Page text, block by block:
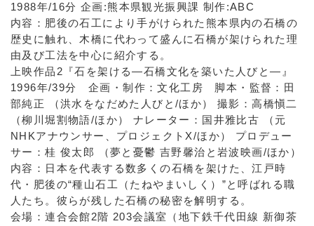
1988年/16分 企画:熊本県観光振興課 制作:ABC
内容：肥後の石工により手がけられた熊本県内の石橋の
歴史に触れ、木橋に代わって盛んに石橋が架けられた理
由及び工法を中心に紹介する。
上映作品2『石を架ける―石橋文化を築いた人びと―』
1996年/39分 企画・制作：文化工房 脚本・監督：田
部純正 （洪水をなだめた人びと/ほか） 撮影：高橋愼二
（柳川堀割物語/ほか） ナレーター：国井雅比古 （元
NHKアナウンサー、プロジェクトX/ほか） プロデュー
サー：桂 俊太郎 （夢と憂鬱 吉野馨治と岩波映画/ほか）
内容：日本を代表する数多くの石橋を架けた、江戸時
代・肥後の“種山石工（たねやまいしく）”と呼ばれる職
人たち。彼らが残した石橋の秘密を解明する。
会場：連合会館2階 203会議室（地下鉄千代田線 新御茶